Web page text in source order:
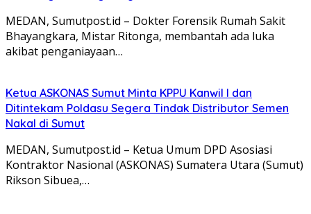
MEDAN, Sumutpost.id – Dokter Forensik Rumah Sakit
Bhayangkara, Mistar Ritonga, membantah ada luka
akibat penganiayaan…
Ketua ASKONAS Sumut Minta KPPU Kanwil I dan
Ditintekam Poldasu Segera Tindak Distributor Semen
Nakal di Sumut
MEDAN, Sumutpost.id – Ketua Umum DPD Asosiasi
Kontraktor Nasional (ASKONAS) Sumatera Utara (Sumut)
Rikson Sibuea,…